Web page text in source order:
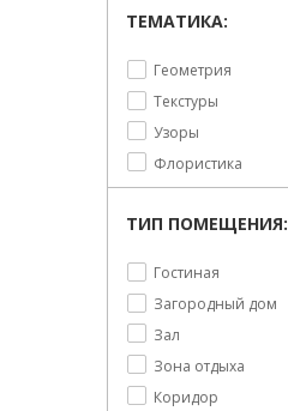
ТЕМАТИКА:
Геометрия
Текстуры
Узоры
Флористика
ТИП ПОМЕЩЕНИЯ:
Гостиная
Загородный дом
Зал
Зона отдыха
Коридор